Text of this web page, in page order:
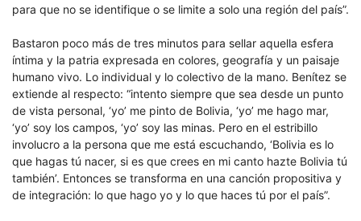
para que no se identifique o se limite a solo una región del país”.
Bastaron poco más de tres minutos para sellar aquella esfera
íntima y la patria expresada en colores, geografía y un paisaje
humano vivo. Lo individual y lo colectivo de la mano. Benítez se
extiende al respecto: “intento siempre que sea desde un punto
de vista personal, ‘yo’ me pinto de Bolivia, ‘yo’ me hago mar,
‘yo’ soy los campos, ‘yo’ soy las minas. Pero en el estribillo
involucro a la persona que me está escuchando, ‘Bolivia es lo
que hagas tú nacer, si es que crees en mi canto hazte Bolivia tú
también’. Entonces se transforma en una canción propositiva y
de integración: lo que hago yo y lo que haces tú por el país”.